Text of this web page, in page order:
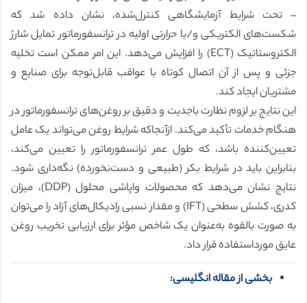
– تحت شرایط آزمایشگاهی کنترل‌شده، نشان داده شد که
شکست‌های الکتریکی و/یا حرارتی اولیه در ترانسفورماتور تمایل شارژ
الکتروستاتیک (ECT) را افزایش می‌دهد. این امر ممکن است تخلیه
جزئی و پس از آن اتصال کوتاه با عواقب قابل‌توجه برای صنایع و
مشتریان ایجاد کند.
این نتایج بر لزوم نظارت باجدیت و دقیق بر روغن‌های ترانسفورماتور در
هنگام خدمات تأکید می‌کند. ازآنجاکه شرایط روغن می‌تواند یک عامل
تعیین‌کننده باشد، که طول عمر ترانسفورماتور را تعیین می‌کند،
بنابراین باید در شرایط بکر (طبیعی و دست‌نخورده) نگه‌داری شود.
نتایج نشان می‌دهد که محصولات واپاشی محلول (DDP)، میزان
کدری، کشش سطحی (IFT) و مقدار نسبی رادیکال‌های آزاد را می‌توان
به صورت بالقوه به‌عنوان یک شاخص مؤثر برای ارزیابی تخریب روغن
عایق مورداستفاده قرار داد.
بخشی از مقاله انگلیسی: